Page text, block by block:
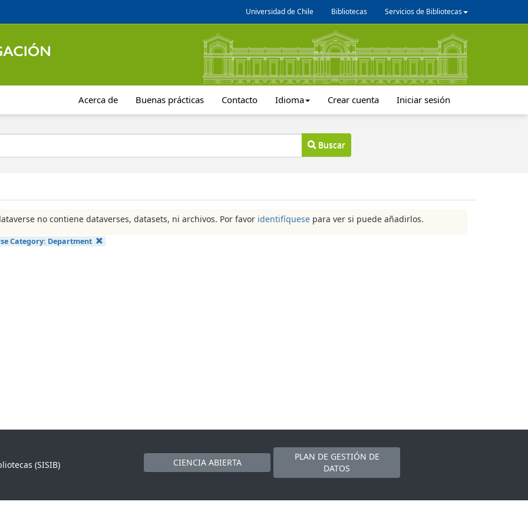
Universidad de Chile Bibliotecas Servicios de Bibliotecas
Acerca de Buenas prácticas Contacto Idioma Crear cuenta Iniciar sesión
Buscar
no contiene dataverses, datasets, ni archivos. Por favor identifíquese para ver si puede añadirlos.
Category: Department
(SISIB)
CIENCIA ABIERTA
PLAN DE GESTIÓN DE
DATOS